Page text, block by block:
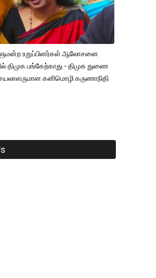
உறுப்பினர்கள் ஆலோசனை
திமுக பங்கேற்காது - திமுக துணை
கனிமொழி கருணாநிதி